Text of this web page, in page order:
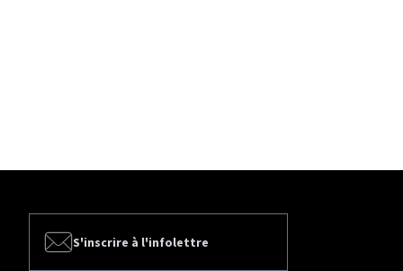
S'inscrire à l'infolettre